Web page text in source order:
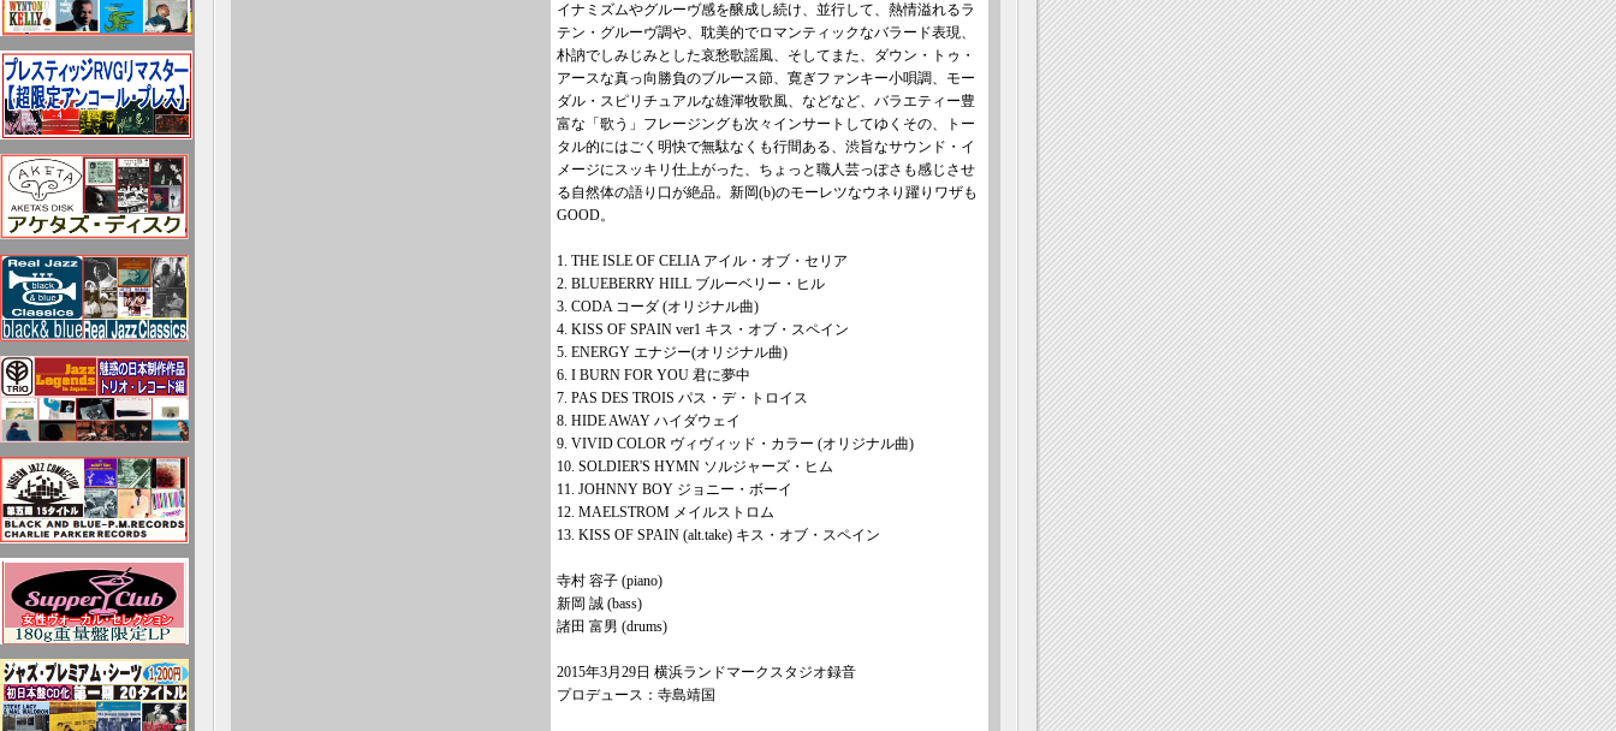
イナミズムやグルーヴ感を醸成し続け、並行して、熱情溢れるラ
テン・グルーヴ調や、耽美的でロマンティックなバラード表現、
朴訥でしみじみとした哀愁歌謡風、そしてまた、ダウン・トゥ・
アースな真っ向勝負のブルース節、寛ぎファンキー小唄調、モー
ダル・スピリチュアルな雄渾牧歌風、などなど、バラエティー豊
富な「歌う」フレージングも次々インサートしてゆくその、トー
タル的にはごく明快で無駄なくも行間ある、渋旨なサウンド・イ
メージにスッキリ仕上がった、ちょっと職人芸っぽさも感じさせ
る自然体の語り口が絶品。新岡(b)のモーレツなウネり躍りワザも
GOOD。
1. THE ISLE OF CELIA アイル・オブ・セリア
2. BLUEBERRY HILL ブルーベリー・ヒル
3. CODA コーダ (オリジナル曲)
4. KISS OF SPAIN ver1 キス・オブ・スペイン
5. ENERGY エナジー(オリジナル曲)
6. I BURN FOR YOU 君に夢中
7. PAS DES TROIS パス・デ・トロイス
8. HIDE AWAY ハイダウェイ
9. VIVID COLOR ヴィヴィッド・カラー (オリジナル曲)
10. SOLDIER'S HYMN ソルジャーズ・ヒム
11. JOHNNY BOY ジョニー・ボーイ
12. MAELSTROM メイルストロム
13. KISS OF SPAIN (alt.take) キス・オブ・スペイン
寺村 容子 (piano)
新岡 誠 (bass)
諸田 富男 (drums)
2015年3月29日 横浜ランドマークスタジオ録音
プロデュース：寺島靖国